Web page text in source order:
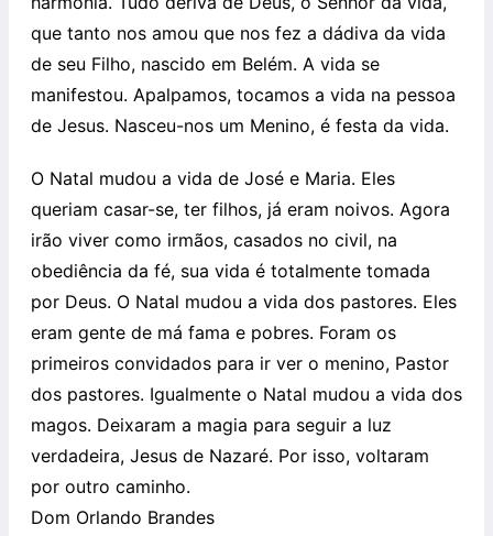
que tanto nos amou que nos fez a dádiva da vida
de seu Filho, nascido em Belém. A vida se
manifestou. Apalpamos, tocamos a vida na pessoa
de Jesus. Nasceu-nos um Menino, é festa da vida.
O Natal mudou a vida de José e Maria. Eles
queriam casar-se, ter filhos, já eram noivos. Agora
irão viver como irmãos, casados no civil, na
obediência da fé, sua vida é totalmente tomada
por Deus. O Natal mudou a vida dos pastores. Eles
eram gente de má fama e pobres. Foram os
primeiros convidados para ir ver o menino, Pastor
dos pastores. Igualmente o Natal mudou a vida dos
magos. Deixaram a magia para seguir a luz
verdadeira, Jesus de Nazaré. Por isso, voltaram
por outro caminho.
Dom Orlando Brandes